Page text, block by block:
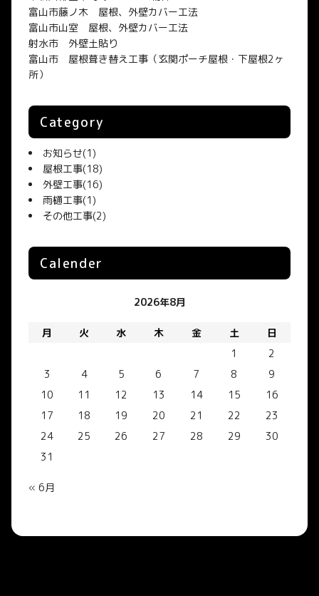
富山市藤ノ木 屋根、外壁カバー工法
富山市山室 屋根、外壁カバー工法
射水市 外壁土貼り
富山市 屋根葺き替え工事（玄関ポーチ屋根・下屋根2ヶ
所）
Category
お知らせ(1)
屋根工事(18)
外壁工事(16)
雨樋工事(1)
その他工事(2)
Calender
2026年8月
月 火 水 木 金 土
日
1
2
3
4 5 6 7 8
9
10
11 12 13 14 15
16
17
18 19 20 21 22
23
24
25 26 27 28 29
30
31
« 6月